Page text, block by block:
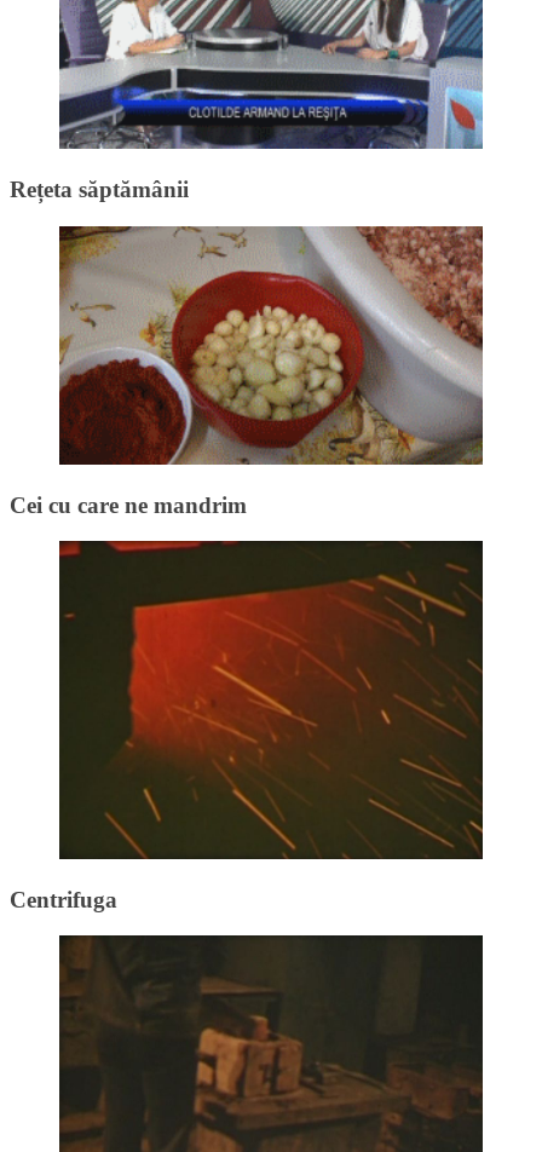
Rețeta săptămânii
Cei cu care ne mandrim
Centrifuga